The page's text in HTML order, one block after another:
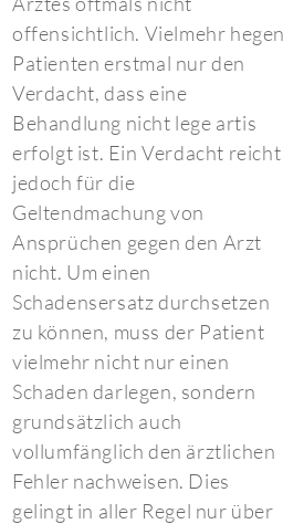
offensichtlich. Vielmehr hegen
Patienten erstmal nur den
Verdacht, dass eine
Behandlung nicht lege artis
erfolgt ist. Ein Verdacht reicht
jedoch für die
Geltendmachung von
Ansprüchen gegen den Arzt
nicht. Um einen
Schadensersatz durchsetzen
zu können, muss der Patient
vielmehr nicht nur einen
Schaden darlegen, sondern
grundsätzlich auch
vollumfänglich den ärztlichen
Fehler nachweisen. Dies
gelingt in aller Regel nur über